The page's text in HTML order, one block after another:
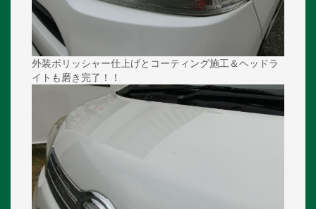
外装ポリッシャー仕上げとコーティング施工＆ヘッドラ
イトも磨き完了！！